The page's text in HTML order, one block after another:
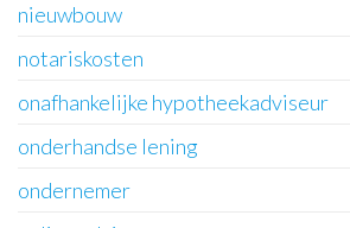
nieuwbouw
notariskosten
onafhankelijke hypotheekadviseur
onderhandse lening
ondernemer